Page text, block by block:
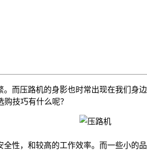
压路机的身影也时常出现在我们身
技巧有什么呢？
，和较高的工作效率。而一些小的